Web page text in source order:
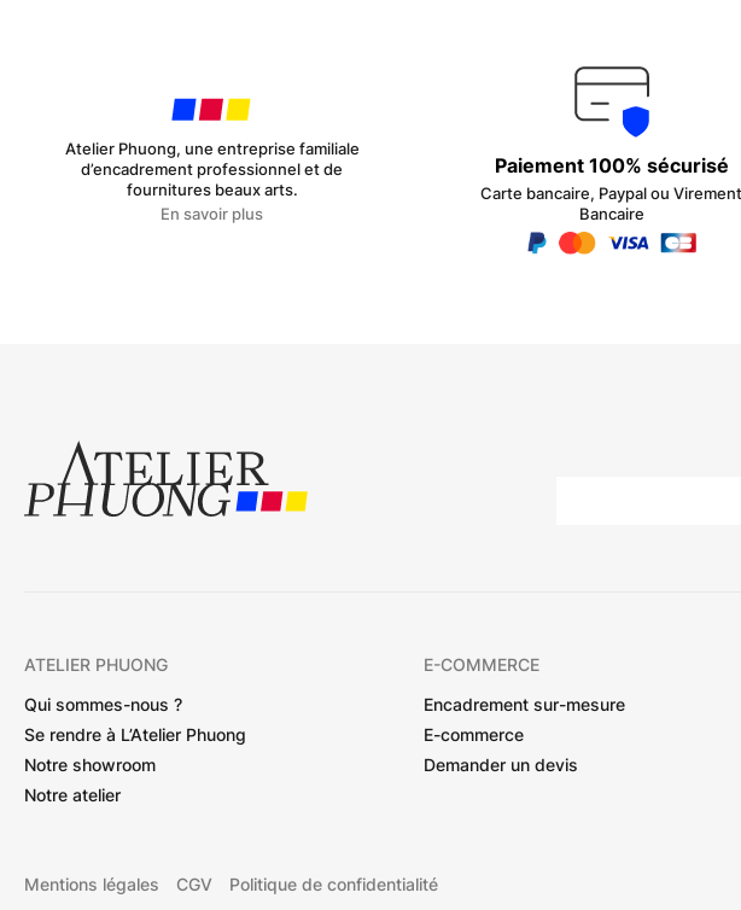
Atelier Phuong, une entreprise familiale
d’encadrement professionnel et de
fournitures beaux arts.
En savoir plus
Paiement 100% sécurisé
Carte bancaire, Paypal ou Virement
Bancaire
ATELIER PHUONG
Qui sommes-nous ?
Se rendre à L’Atelier Phuong
Notre showroom
Notre atelier
E-COMMERCE
Encadrement sur-mesure
E-commerce
Demander un devis
Mentions légales CGV Politique de confidentialité